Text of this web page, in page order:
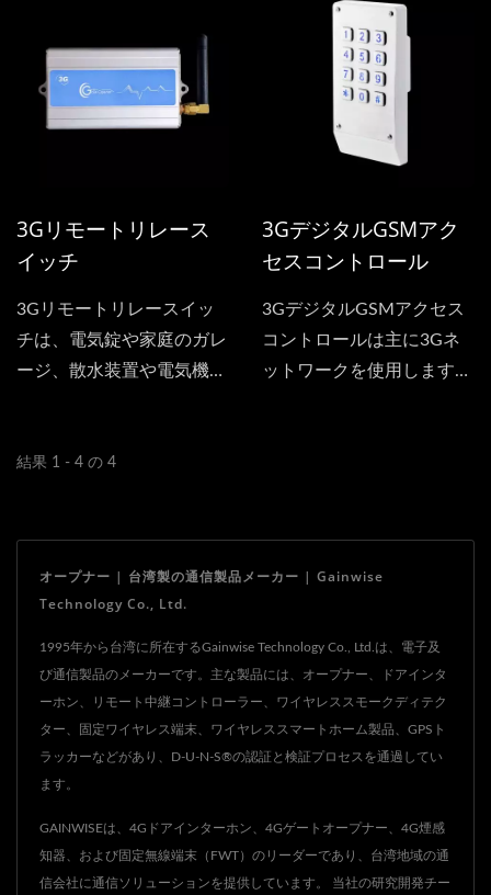
るデバイスをオンまたはオ
フに切り替えることができ
ます。LTEモジュールは応
答せずに通話を拒否するた
め、通話料金は発生しませ
3Gリモートリレース
イッチ
3Gリモートリレースイッ
チは、電気錠や家庭のガレ
ージ、散水装置や電気機器
できます。また、SMSを介
SMSを使用することは、
WIFIを使用するよりも信頼
性が高いです。
3GデジタルGSMアク
セスコントロール
3GデジタルGSMアクセス
コントロールは主に3Gネ
ットワークを使用します。
ロックを制御できます。
結果 1 - 4 の 4
オープナー | 台湾製の通信製品メーカー | Gainwise
Technology Co., Ltd.
1995年から台湾に所在するGainwise Technology Co., Ltd.は、電子及
び通信製品のメーカーです。主な製品には、オープナー、ドアインタ
ーホン、リモート中継コントローラー、ワイヤレススモークディテク
ター、固定ワイヤレス端末、ワイヤレススマートホーム製品、GPSト
ラッカーなどがあり、D-U-N-S®の認証と検証プロセスを通過してい
ます。
GAINWISEは、4Gドアインターホン、4Gゲートオープナー、4G煙感
知器、および固定無線端末（FWT）のリーダーであり、台湾地域の通
信会社に通信ソリューションを提供しています。 当社の研究開発チー